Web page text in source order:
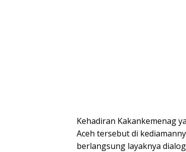
Kehadiran Kakankemenag
Aceh tersebut di
berlangsung layaknya